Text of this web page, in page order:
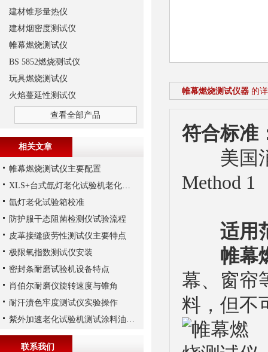
帷幕燃烧测试仪器 的
符合标准
美国消
Method 1
适用
帷幕
幕、窗帘
料，但不
建材锥形量热仪
建材烟密度测试仪
帷幕燃烧测试仪
BS 5852燃烧测试仪
玩具燃烧测试仪
火焰蔓延性测试仪
查看全部产品
相关文章
帷幕燃烧测试仪主要配置
XLS+台式氙灯老化试验机老化实验
氙灯老化试验箱校准
防护服干态阻菌检测仪试验流程
皮革接缝疲劳性测试仪主要特点
极限氧指数测试仪安装
密封条耐磨试验机设备特点
肖伯尔耐磨仪旋转速度与锥角
耐汗渍色牢度测试仪实验操作
紫外加速老化试验机测试涂料油墨老化解决方案
联系我们